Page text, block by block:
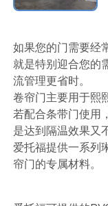
如果您的门需要经
就是特别迎合您的
流管理更省时。
卷帘门主要用于熙
若配合条带门使用
是达到隔温效果又
爱托福提供一系列
帘门的专属材料。